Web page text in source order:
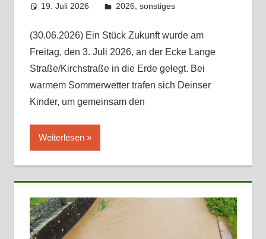
19. Juli 2026 admin
2026 sonstiges
(30.06.2026) Ein Stück Zukunft wurde am
Freitag, den 3. Juli 2026, an der Ecke Lange
Straße/Kirchstraße in die Erde gelegt. Bei
warmem Sommerwetter trafen sich Deinser
Kinder, um gemeinsam den
Weiterlesen